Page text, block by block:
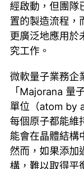
經啟動，但團隊
置的製造流程
更廣泛地應用於
究工作。
微軟量子業務企
「Majorana 量
單位（atom by
每個原子都能維
能會在晶體結構
然而，如果添加
構，難以取得平